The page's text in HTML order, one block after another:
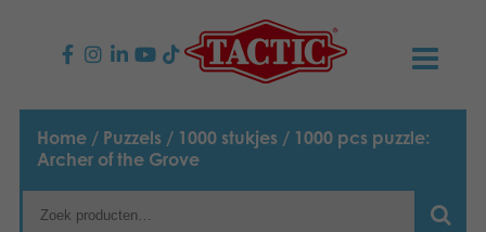
PRODUCTEN
Kinderspellen
Home / Puzzels / 1000 stukjes / 1000 pcs puzzle:
Archer of the Grove